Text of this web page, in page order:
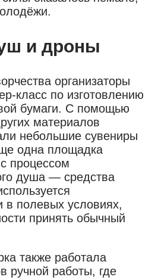
и дроны
организаторы
класс по изготовлению
бумаги. С помощью
материалов
небольшие сувениры
одна площадка
процессом
душа — средства
полевых условиях,
принять обычный
также работала
ручной работы, где